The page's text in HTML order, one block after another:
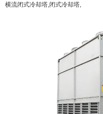
横流闭式冷却塔,闭式冷却塔,